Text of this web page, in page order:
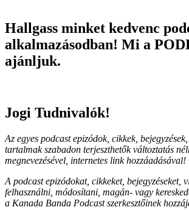
Hallgass minket kedvenc
alkalmazásodban! Mi a
ajánljuk.
Jogi Tudnivalók!
Az egyes podcast epizódok, cikkek,
tartalmak szabadon terjeszthetők változtatás
megnevezésével, internetes link hozzáadásával!
A podcast epizódokat, cikkeket, bejegyzéseket,
felhasználni, módosítani, magán- vagy
a Kanada Banda Podcast szerkesztőinek